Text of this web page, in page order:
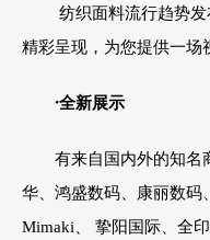
纺织面料流行趋势发
精彩呈现，为您提供一场
·全新展示
有来自国内外的知名
华、鸿盛数码、康丽数码
Mimaki 、 挚阳国际、全